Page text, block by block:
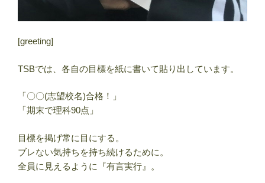
[greeting]
TSBでは、各自の目標を紙に書いて貼り出しています。
「〇〇(志望校名)合格！」
「期末で理科90点」
目標を掲げ常に目にする。
ブレない気持ちを持ち続けるために。
全員に見えるように『有言実行』。